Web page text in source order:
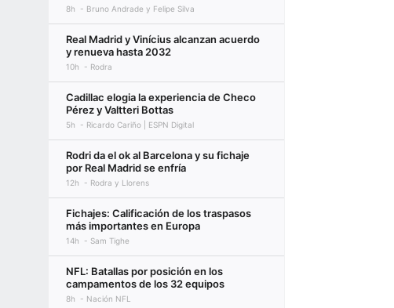
8h Bruno Andrade y Felipe Silva
Real Madrid y Vinícius alcanzan acuerdo
y renueva hasta 2032
10h Rodra
Cadillac elogia la experiencia de Checo
Pérez y Valtteri Bottas
5h Ricardo Cariño | ESPN Digital
Rodri da el ok al Barcelona y su fichaje
por Real Madrid se enfría
12h Rodra y Llorens
Fichajes: Calificación de los traspasos
más importantes en Europa
14h Sam Tighe
NFL: Batallas por posición en los
campamentos de los 32 equipos
8h Nación NFL